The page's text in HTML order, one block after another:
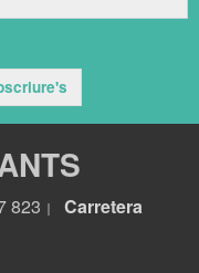
823
Carretera